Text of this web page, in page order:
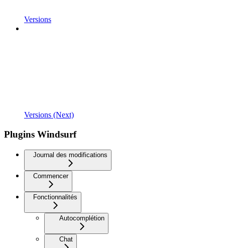
Versions
Versions (Next)
Plugins Windsurf
Journal des modifications
Commencer
Fonctionnalités
Autocomplétion
Chat